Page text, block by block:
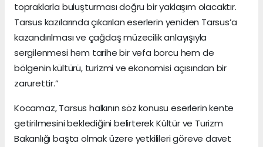
topraklarla buluşturması doğru bir yaklaşım olacaktır.
Tarsus kazılarında çıkarılan eserlerin yeniden Tarsus’a
kazandırılması ve çağdaş müzecilik anlayışıyla
sergilenmesi hem tarihe bir vefa borcu hem de
bölgenin kültürü, turizmi ve ekonomisi açısından bir
zarurettir.”
Kocamaz, Tarsus halkının söz konusu eserlerin kente
getirilmesini beklediğini belirterek Kültür ve Turizm
Bakanlığı başta olmak üzere yetkilileri göreve davet